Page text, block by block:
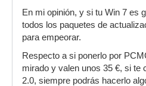
En mi opinión, y si tu Win 7 es
todos los paquetes de
para empeorar.
Respecto a si ponerlo por
mirado y valen unos 35 €, si te
2.0, siempre podrás hacerlo